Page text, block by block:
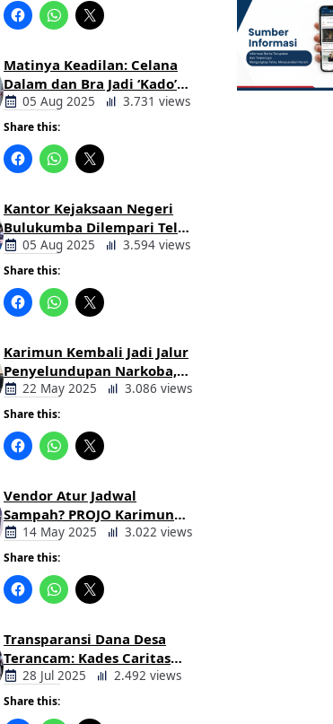
Matinya Keadilan: Celana
Dalam dan Bra Jadi ‘Kado’
untuk Kajari Bulukumba
05 Aug 2025 3.731 views
Share this:
Kantor Kejaksaan Negeri
Bulukumba Dilempari Telur
dan Kotoran Sapi, Keluarga
Korban Lakalantas Tuntut
Keadilan
05 Aug 2025 3.594 views
Share this:
Karimun Kembali Jadi Jalur
Penyelundupan Narkoba,
Mahasiswa Desak Pemkab
dan Aparat Bertindak Tegas
22 May 2025 3.086 views
Share this:
Vendor Atur Jadwal
Sampah? PROJO Karimun
Kritik Usulan PT AGB
14 May 2025 3.022 views
Share this:
Transparansi Dana Desa
Terancam: Kades Caritas
Sogawunasi Diduga
Gelapkan Bantuan untuk
Warga
28 Jul 2025 2.492 views
Share this: